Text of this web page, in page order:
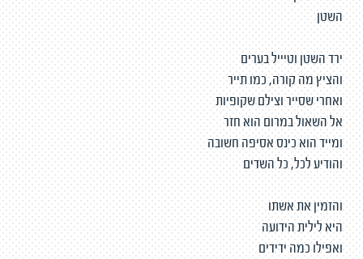
השטן
ירד השטן וטיייל בערים
והציץ מה קורה, כמו תייר
ואחרי שסייר וצילם שקופיות
אל השאול במרום הוא חזר
ומייד הוא כינס אסיפה חשובה
והודיע לכל, כל השדים
והזמין את אשתו
היא לילית הידועה
ואפילו כמה ידידים